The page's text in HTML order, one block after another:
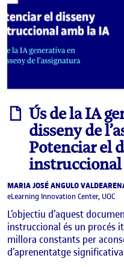
informe
Ús de la IA
disseny de
Potenciar el
instruccional
MARIA JOSÉ ANGULO
eLearning Innovation Center, UOC
L’objectiu d’aquest
instruccional és un procés
millora constants per
d’aprenentatge